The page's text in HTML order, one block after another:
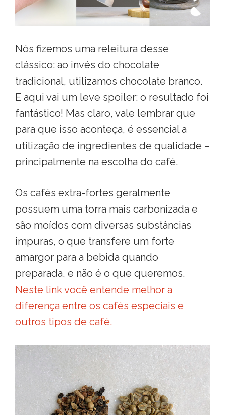
Nós fizemos uma releitura desse
clássico: ao invés do chocolate
tradicional, utilizamos chocolate branco.
E aqui vai um leve spoiler: o resultado foi
fantástico! Mas claro, vale lembrar que
para que isso aconteça, é essencial a
utilização de ingredientes de qualidade –
principalmente na escolha do café.
Os cafés extra-fortes geralmente
possuem uma torra mais carbonizada e
são moídos com diversas substâncias
impuras, o que transfere um forte
amargor para a bebida quando
preparada, e não é o que queremos.
Neste link você entende melhor a
diferença entre os cafés especiais e
outros tipos de café.